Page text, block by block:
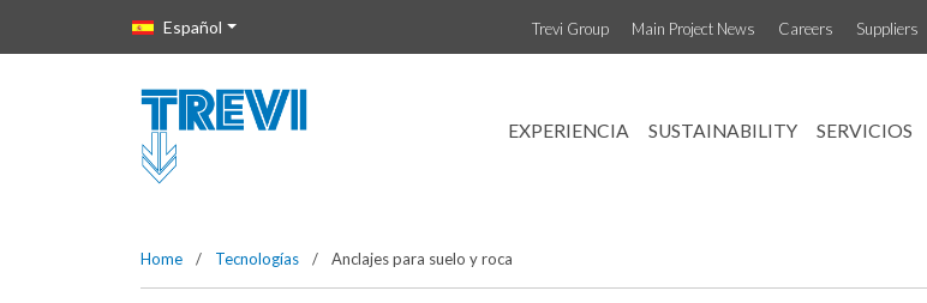
Español Trevi Group Main Project News Careers Suppliers
EXPERIENCIA SUSTAINABILITY SERVICIOS
Home / Tecnologías / Anclajes para suelo y roca